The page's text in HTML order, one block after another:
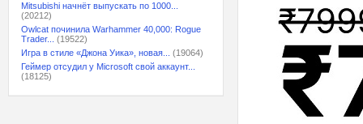
Mitsubishi начнёт выпускать по 1000...
(20212)
Owlcat починила Warhammer 40,000: Rogue
Trader...
(19522)
Игра в стиле «Джона Уика», новая...
(19064)
Геймер отсудил у Microsoft свой аккаунт...
(18125)